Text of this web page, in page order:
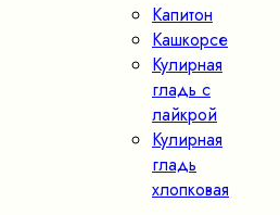
Капитон
Кашкорсе
Кулирная
гладь с
лайкрой
Кулирная
гладь
хлопковая